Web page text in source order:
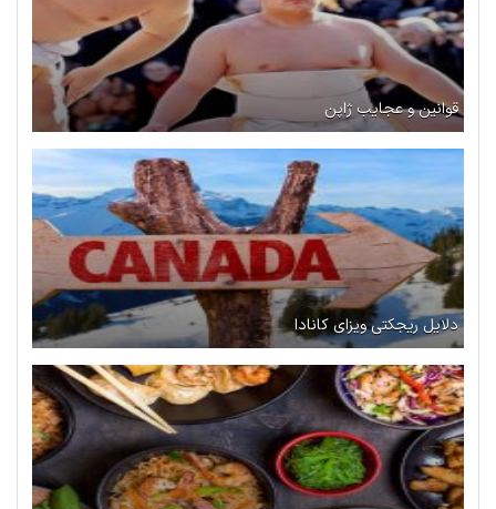
قوانین و عجایب ژاپن
دلایل ریجکتی ویزای کانادا